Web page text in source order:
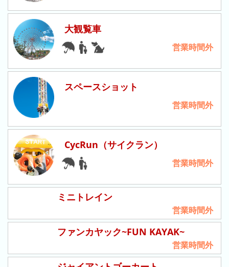
待
ち
時
リ
ン
ク
集
ピ
ュ
ン
ド
東
京
ド
ー
テ
ナ
大観覧車
営業時間外
スペースショット
営業時間外
CycRun（サイクラン）
営業時間外
ミニトレイン
営業時間外
ファンカヤック~FUN KAYAK~
営業時間外